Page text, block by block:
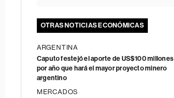
OTRAS NOTICIAS ECONÓMICAS
ARGENTINA
Caputo festejó el aporte de US$100 millones
por año que hará el mayor proyecto minero
argentino
MERCADOS